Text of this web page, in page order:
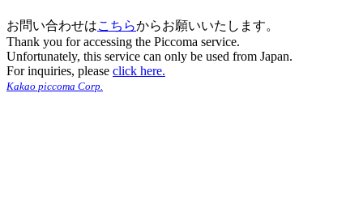
お問い合わせはこちらからお願いいたします。
Thank you for accessing the Piccoma service.
Unfortunately, this service can only be used from Japan.
For inquiries, please click here.
Kakao piccoma Corp.